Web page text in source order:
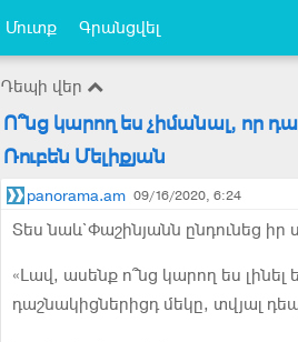
Մուտք Գրանցվել
Դեպի վեր
Ո՞նց կարող ես չիմանալ, որ
Ռուբեն Մելիքյան
panorama.am 09/16/2020, 6:24
Տես նաև`Փաշինյանն ընդունեց իր
«Լավ, ասենք ո՞նց կարող ես
դաշնակիցներիցդ մեկը, տվյալ